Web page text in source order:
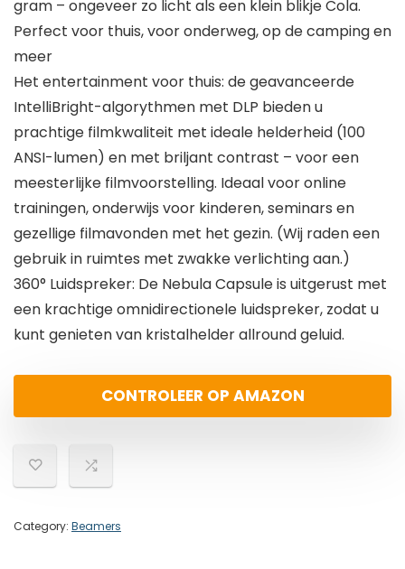
gram – ongeveer zo licht als een klein blikje Cola.
Perfect voor thuis, voor onderweg, op de camping en
meer
Het entertainment voor thuis: de geavanceerde
IntelliBright-algorythmen met DLP bieden u
prachtige filmkwaliteit met ideale helderheid (100
ANSI-lumen) en met briljant contrast – voor een
meesterlijke filmvoorstelling. Ideaal voor online
trainingen, onderwijs voor kinderen, seminars en
gezellige filmavonden met het gezin. (Wij raden een
gebruik in ruimtes met zwakke verlichting aan.)
360° Luidspreker: De Nebula Capsule is uitgerust met
een krachtige omnidirectionele luidspreker, zodat u
kunt genieten van kristalhelder allround geluid.
CONTROLEER OP AMAZON
Category: Beamers